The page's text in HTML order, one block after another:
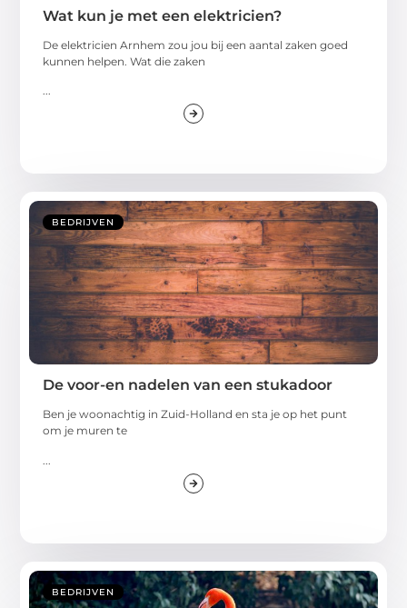
Wat kun je met een elektricien?
De elektricien Arnhem zou jou bij een aantal zaken goed
kunnen helpen. Wat die zaken
...
BEDRIJVEN
De voor-en nadelen van een stukadoor
Ben je woonachtig in Zuid-Holland en sta je op het punt
om je muren te
BEDRIJVEN